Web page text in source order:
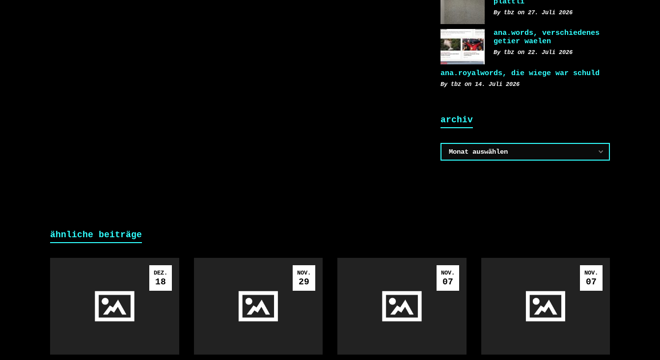
By tbz on 27. Juli 2026
ana.words, verschiedenes
getier waelen
By tbz on 22. Juli 2026
ana.royalwords, die wiege war schuld
By tbz on 14. Juli 2026
archiv
ähnliche beiträge
DEZ.
18
NOV.
29
NOV.
07
NOV.
07